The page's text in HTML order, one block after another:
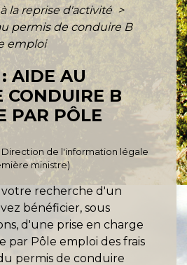
la reprise d'activité >
permis de conduire B
emploi
AIDE AU
CONDUIRE B
PAR PÔLE
Direction de l'information légale
ministre)
votre recherche d'un
bénéficier, sous
d'une prise en charge
par Pôle emploi des frais
permis de conduire